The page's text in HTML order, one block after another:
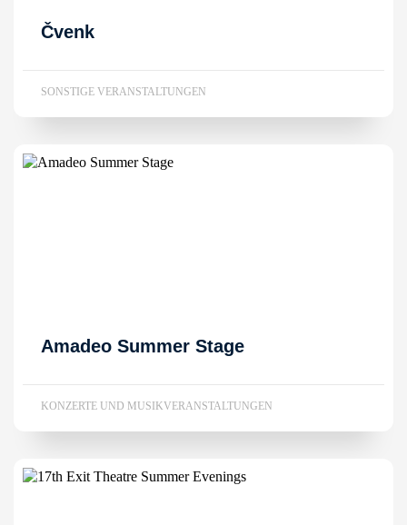
Čvenk
SONSTIGE VERANSTALTUNGEN
Amadeo Summer Stage
KONZERTE UND MUSIKVERANSTALTUNGEN